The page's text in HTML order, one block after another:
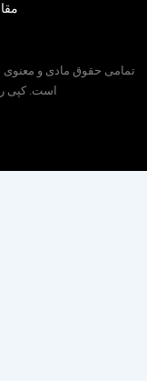
مقالات
حقوق مادی و معنوی این
است. کپی رایت 2024 | طراحی و توسعه توسط